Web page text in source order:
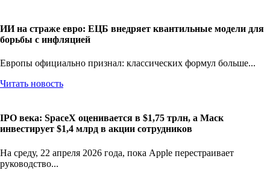
ИИ на страже евро: ЕЦБ внедряет квантильные модели для
борьбы с инфляцией
Европы официально признал: классических формул больше...
Читать новость
IPO века: SpaceX оценивается в $1,75 трлн, а Маск
инвестирует $1,4 млрд в акции сотрудников
На среду, 22 апреля 2026 года, пока Apple перестраивает
руководство...